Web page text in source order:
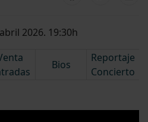
2026. 19:30h
Bios
Reportaje
Concierto